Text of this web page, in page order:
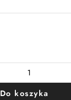
Do koszyka